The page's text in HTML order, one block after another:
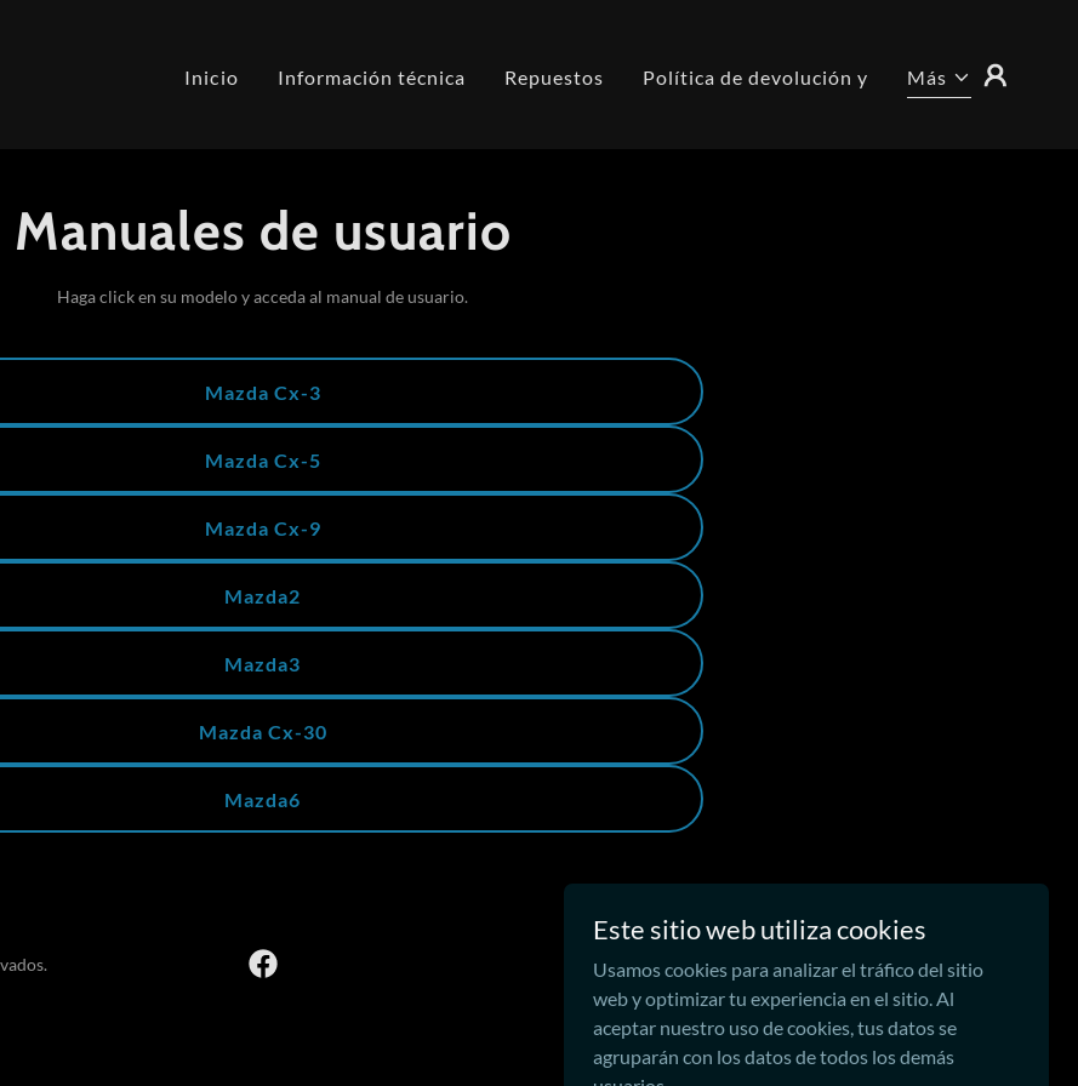
Inicio Información técnica Repuestos Política de devolución y Más
Manuales de usuario
Haga click en su modelo y acceda al manual de usuario.
Mazda Cx-3
Mazda Cx-5
Mazda Cx-9
Mazda2
Mazda3
Mazda Cx-30
Mazda6
Este sitio web utiliza cookies
Usamos cookies para analizar el tráfico del sitio
web y optimizar tu experiencia en el sitio. Al
aceptar nuestro uso de cookies, tus datos se
agruparán con los datos de todos los demás